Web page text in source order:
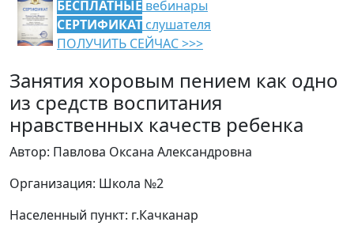
БЕСПЛАТНЫЕ вебинары
СЕРТИФИКАТ слушателя
ПОЛУЧИТЬ СЕЙЧАС >>>
Занятия хоровым пением как одно
из средств воспитания
нравственных качеств ребенка
Автор: Павлова Оксана Александровна
Организация: Школа №2
Населенный пункт: г.Качканар